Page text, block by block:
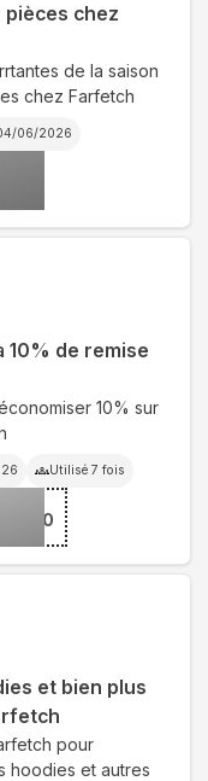
chez
de la saison
chez Farfetch
06/2026
10% de remise
10% sur
Utilisé 7 fois
***10
et bien plus
pour
hoodies et autres